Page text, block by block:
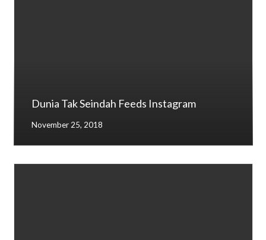
Dunia Tak Seindah Feeds Instagram
November 25, 2018